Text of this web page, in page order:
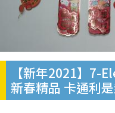
【新年2021】7-
新春精品 卡通利